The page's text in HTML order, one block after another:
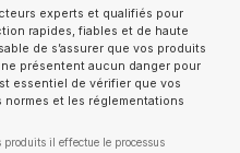
experts et qualifiés pour
rapides, fiables et de haute
de s’assurer que vos produits
présentent aucun danger pour
essentiel de vérifier que vos
et les réglementations
produits il effectue le processus